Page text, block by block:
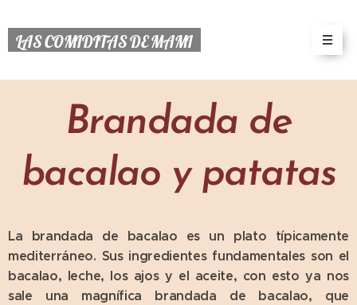
LAS COMIDITAS DE MAMI
Brandada de
bacalao y patatas
La brandada de bacalao es un plato típicamente
mediterráneo. Sus ingredientes fundamentales son el
bacalao, leche, los ajos y el aceite, con esto ya nos
sale una magnífica brandada de bacalao, que